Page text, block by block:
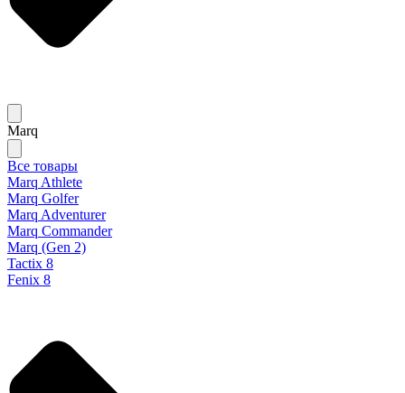
Marq
Все товары
Marq Athlete
Marq Golfer
Marq Adventurer
Marq Commander
Marq (Gen 2)
Tactix 8
Fenix 8